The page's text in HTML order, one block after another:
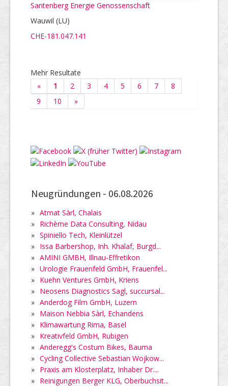
Santenberg Energie Genossenschaft
Wauwil (LU)
CHE-181.047.141
Mehr Resultate
«
1 2 3 4 5 6 7
8
9
10 »
Neugründungen - 06.08.2026
» Atmat Sàrl, Chalais
» Richème Data Consulting, Nidau
» Spiniello Tech, Kleinlützel
» Issa Barbershop, Inh. Khalaf, Burgd...
» AMINI GMBH, Illnau-Effretikon
» Urologie Frauenfeld GmbH, Frauenfel...
» Kuehn Ventures GmbH, Kriens
» Neosens Diagnostics Sagl, succursal...
» Anderdog Film GmbH, Luzern
» Maison Nebbia Sàrl, Echandens
» Klimawartung Rima, Basel
» Kreativfeld GmbH, Rubigen
» Anderegg's Costum Bikes, Bauma
» Cycling Collective Sebastian Wojkow...
» Praxis am Klosterplatz, Inhaber Dr....
» Reinigungen Berger KLG, Oberbuchsit...